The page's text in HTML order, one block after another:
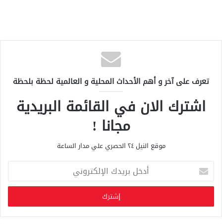
تعرف على آخر و أهم الأحداث المحلية و العالمية لحظة بلحظة
اشترك الان في القائمة البريدية
مجانا !
موقع النيل ٢٤ الحصري علي مدار الساعة
خ
ب
ر